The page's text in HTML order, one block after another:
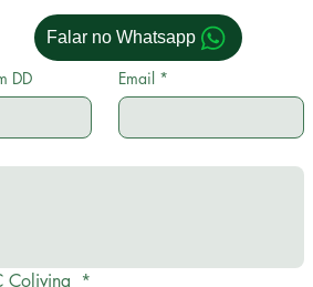
DD Email *
Coliving *
Falar no Whatsapp